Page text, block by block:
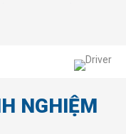
đăng kiểm, tiền
xe đi du lịch có bao
Nam đây là hình
nhiều lợi ích:
tự do trải nghiệm.
NGHIỆM